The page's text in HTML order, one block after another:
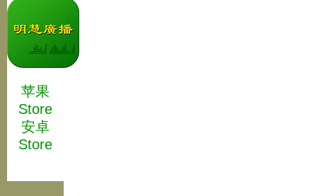
苹果
Store
安卓
Store